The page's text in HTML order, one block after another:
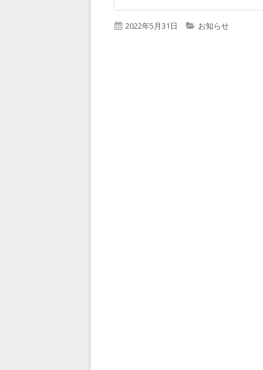
公
2022年5月31日
カ
お知らせ